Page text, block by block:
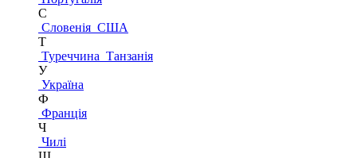
С
Словенія США
Т
Туреччина Танзанія
У
Україна
Ф
Франція
Ч
Чилі